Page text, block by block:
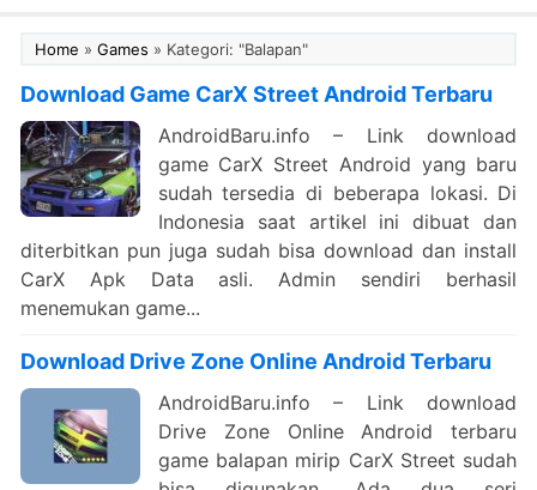
Home » Games » Kategori: "Balapan"
Download Game CarX Street Android Terbaru
AndroidBaru.info – Link download
game CarX Street Android yang baru
sudah tersedia di beberapa lokasi. Di
Indonesia saat artikel ini dibuat dan
diterbitkan pun juga sudah bisa download dan install
CarX Apk Data asli. Admin sendiri berhasil
menemukan game...
Download Drive Zone Online Android Terbaru
AndroidBaru.info – Link download
Drive Zone Online Android terbaru
game balapan mirip CarX Street sudah